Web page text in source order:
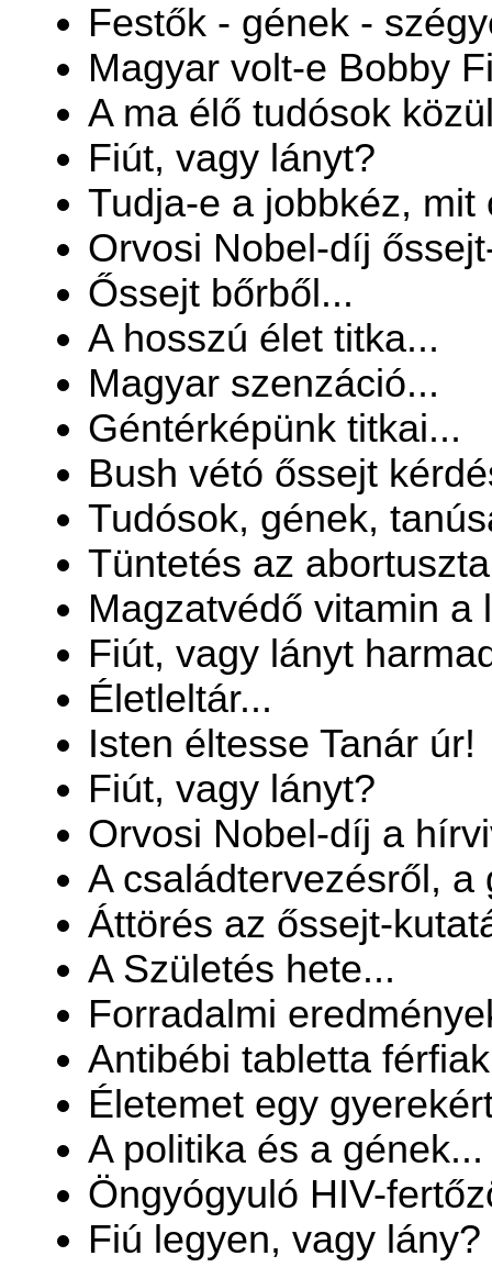
Festők - gének -
Magyar volt-e Bobby
A ma élő tudósok
Fiút, vagy lányt?
Tudja-e a jobbkéz, mit
Orvosi Nobel-díj
Őssejt bőrből...
A hosszú élet titka...
Magyar szenzáció...
Géntérképünk titkai...
Bush vétó őssejt
Tudósok, gének,
Tüntetés az
Magzatvédő vitamin a
Fiút, vagy lányt
Életleltár...
Isten éltesse Tanár úr!
Fiút, vagy lányt?
Orvosi Nobel-díj a
A családtervezésről,
Áttörés az őssejt-
A Születés hete...
Forradalmi
Antibébi tabletta
Életemet egy
A politika és a gének...
Öngyógyuló HIV-
Fiú legyen, vagy lány?